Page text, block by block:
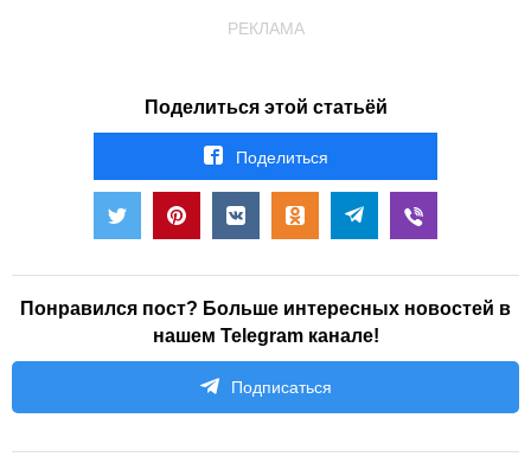
РЕКЛАМА
Поделиться этой статьёй
Поделиться
Понравился пост? Больше интересных новостей в
нашем Telegram канале!
Подписаться